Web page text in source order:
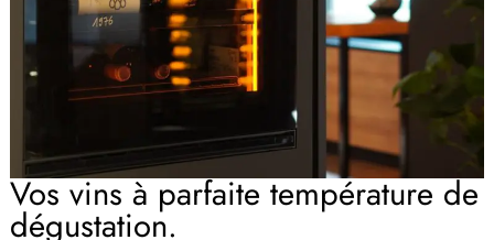
Vos vins à parfaite température de
dégustation.